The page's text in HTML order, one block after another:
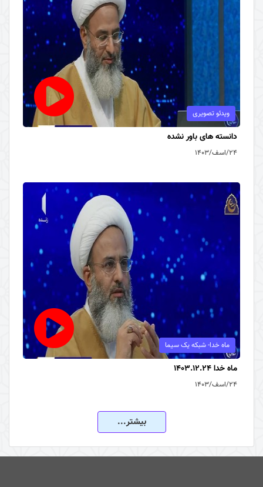
ویدئو تصویری
دانسته های باور نشده
۲۴/اسف/۱۴۰۳
ماه خدا- شبکه یک سیما
ماه خدا 1403.12.24
۲۴/اسف/۱۴۰۳
بیشتر...